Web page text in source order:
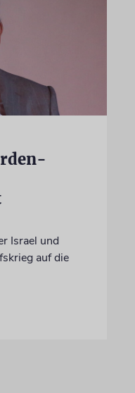
Israel und
auf die